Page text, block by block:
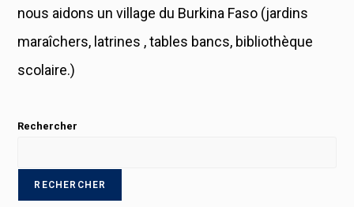
nous aidons un village du Burkina Faso (jardins
maraîchers, latrines , tables bancs, bibliothèque
scolaire.)
Rechercher
RECHERCHER